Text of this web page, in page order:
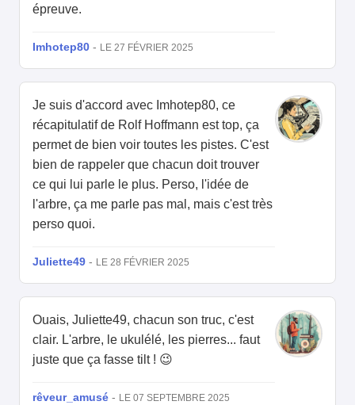
épreuve.
Imhotep80 - LE 27 FÉVRIER 2025
Je suis d'accord avec Imhotep80, ce
récapitulatif de Rolf Hoffmann est top, ça
permet de bien voir toutes les pistes. C'est
bien de rappeler que chacun doit trouver
ce qui lui parle le plus. Perso, l'idée de
l'arbre, ça me parle pas mal, mais c'est très
perso quoi.
Juliette49 - LE 28 FÉVRIER 2025
Ouais, Juliette49, chacun son truc, c'est
clair. L'arbre, le ukulélé, les pierres... faut
juste que ça fasse tilt ! 😉
rêveur_amusé - LE 07 SEPTEMBRE 2025